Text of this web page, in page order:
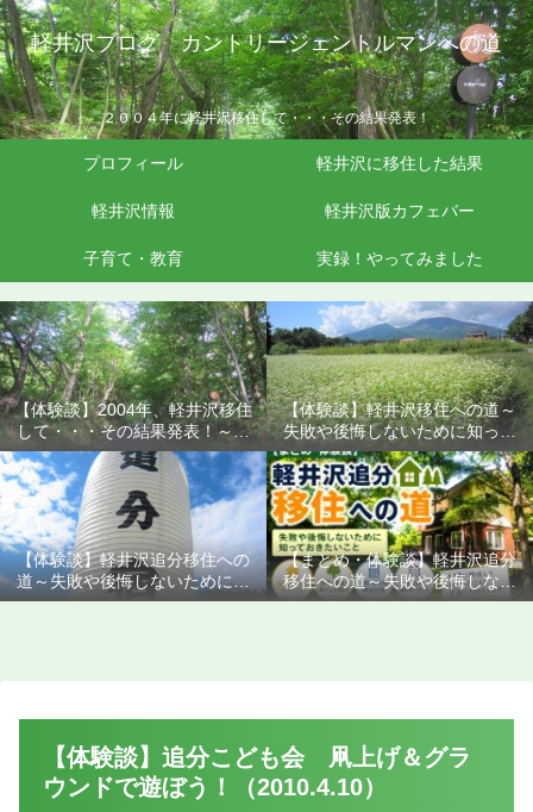
軽井沢ブログ カントリージェントルマンへの道
２００４年に軽井沢移住して・・・その結果発表！
プロフィール 軽井沢に移住した結果
軽井沢情報 軽井沢版カフェバー
子育て・教育 実録！やってみました
【体験談】2004年、軽井沢移住
して・・・その結果発表！～失
敗や後悔しないために知ってお
きたいこと
【体験談】軽井沢移住への道～
失敗や後悔しないために知って
おきたいこと
【体験談】軽井沢追分移住への
道～失敗や後悔しないために知
っておきたいこと
【まとめ・体験談】軽井沢追分
移住への道～失敗や後悔しない
ために知っておきたいこと
【体験談】追分こども会 凧上げ＆グラ
ウンドで遊ぼう！（2010.4.10）